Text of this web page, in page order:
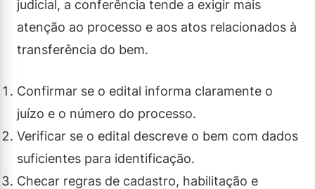
judicial, a conferência tende a exigir mais
atenção ao processo e aos atos relacionados à
transferência do bem.
Confirmar se o edital informa claramente o
juízo e o número do processo.
Verificar se o edital descreve o bem com dados
suficientes para identificação.
Checar regras de cadastro, habilitação e